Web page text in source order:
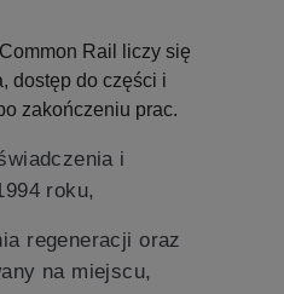
Rail liczy się
dostęp do części i
zakończeniu prac.
i
roku,
regeneracji oraz
na miejscu,